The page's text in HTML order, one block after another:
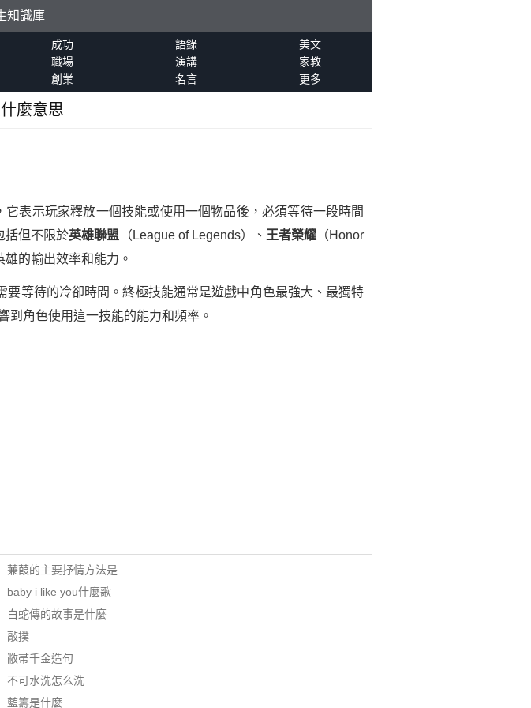
知識庫
成功 語錄
美文
職場 演講
家教
創業 名言 更多
麼意思
表示玩家釋放一個技能或使用一個物品後，必須等待一段時間
括但不限於英雄聯盟 （League of Legends）、 王者榮耀 （Honor
的輸出效率和能力。
等待的冷卻時間。終極技能通常是遊戲中角色最強大、最獨特
到角色使用這一技能的能力和頻率。
蒹葭的主要抒情方法是
baby i like you什麼歌
白蛇傳的故事是什麼
敲撲
敝帚千金造句
不可水洗怎么洗
藍籌是什麼